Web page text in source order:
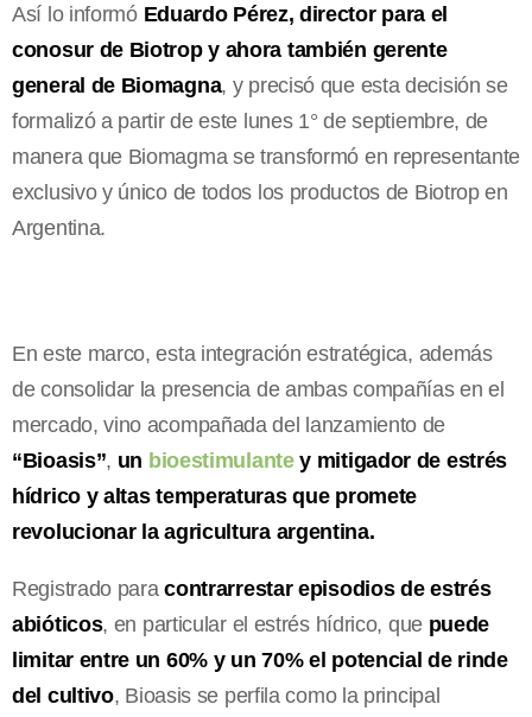
Así lo informó Eduardo Pérez, director para el
conosur de Biotrop y ahora también gerente
general de Biomagna, y precisó que esta decisión se
formalizó a partir de este lunes 1° de septiembre, de
manera que Biomagma se transformó en representante
exclusivo y único de todos los productos de Biotrop en
Argentina.
En este marco, esta integración estratégica, además
de consolidar la presencia de ambas compañías en el
mercado, vino acompañada del lanzamiento de
“Bioasis”, un bioestimulante y mitigador de estrés
hídrico y altas temperaturas que promete
revolucionar la agricultura argentina.
Registrado paracontrarrestar episodios de estrés
abióticos, en particular el estrés hídrico, que puede
limitar entre un 60% y un 70% el potencial de rinde
del cultivo, Bioasis se perfila como la principal